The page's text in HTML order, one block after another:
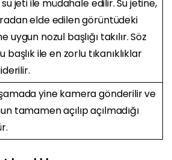
jeti ile müdahale edilir. Su jetine,
elde edilen görüntüdeki
uygun nozul başlığı takılır. Söz
başlık ile en zorlu tıkanıklıklar
yine kamera gönderilir ve
tamamen açılıp açılmadığı